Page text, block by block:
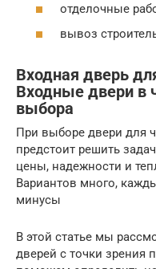
отделочные
вывоз
Входная дверь
Входные двери в
выбора
При выборе двери для
предстоит решить
цены, надежности и
Вариантов много,
минусы
В этой статье мы
дверей с точки зрения